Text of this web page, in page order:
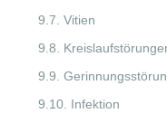
9.7. Vitien
9.8.
9.9.
9.10. Infektion